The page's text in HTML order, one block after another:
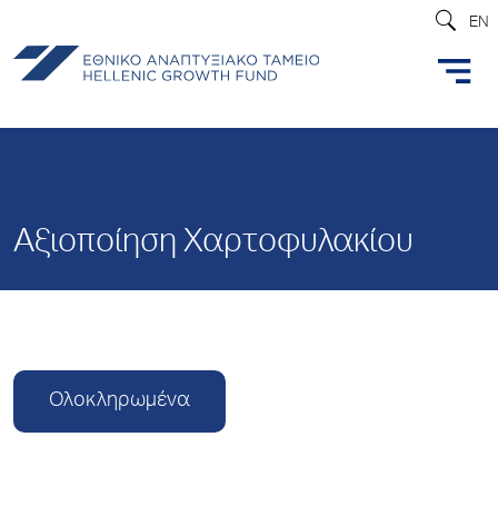
EN
Αξιοποίηση Χαρτοφυλακίου
Ολοκληρωμένα